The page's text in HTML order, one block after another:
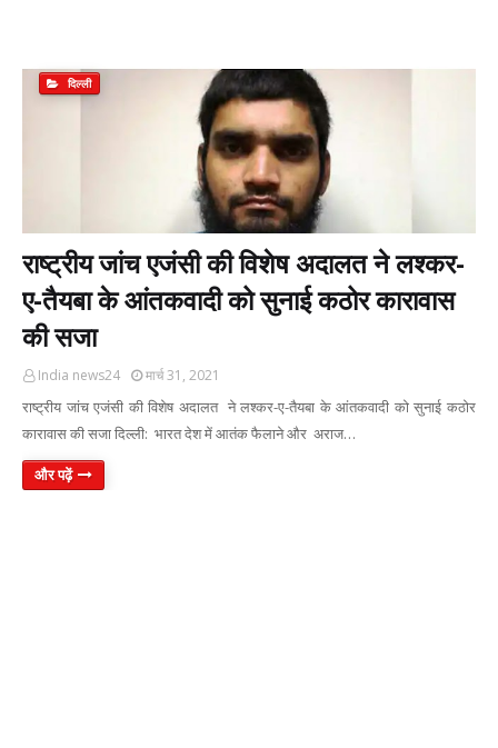
दिल्ली
राष्ट्रीय जांच एजंसी की विशेष अदालत ने लश्कर-
ए-तैयबा के आंतकवादी को सुनाई कठोर कारावास
की सजा
India news24 मार्च 31, 2021
राष्ट्रीय जांच एजंसी की विशेष अदालत ने लश्कर-ए-तैयबा के आंतकवादी को सुनाई कठोर
कारावास की सजा दिल्ली: भारत देश में आतंक फैलाने और अराज…
और पढ़ें